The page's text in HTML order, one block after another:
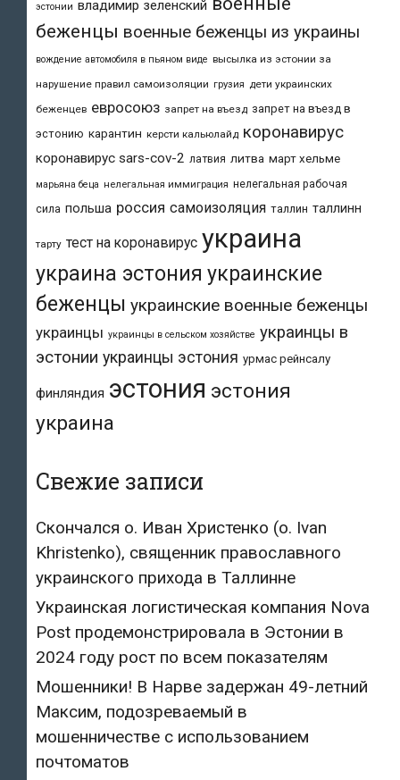
эстонии владимир зеленский
беженцы военные беженцы из украины
вождение автомобиля в пьяном виде высылка из эстонии за
нарушение правил самоизоляции грузия дети украинских
беженцев евросоюз запрет на въезд запрет на въезд в
эстонию карантин керсти кальюлайд коронавирус
коронавирус sars-cov-2 латвия литва март хельме
марьяна беца нелегальная иммиграция нелегальная рабочая
сила польша россия самоизоляция таллин таллинн
тарту тест на коронавирус украина
украина эстония украинские
беженцы украинские военные беженцы
украинцы украинцы в сельском хозяйстве украинцы в
эстонии украинцы эстония урмас рейнсалу
финляндия эстония эстония
украина
Свежие записи
Скончался о. Иван Христенко (о. Ivan
Khristenko), священник православного
украинского прихода в Таллинне
Украинская логистическая компания Nova
Post продемонстрировала в Эстонии в
2024 году рост по всем показателям
Мошенники! В Нарве задержан 49-летний
Максим, подозреваемый в
мошенничестве с использованием
почтоматов